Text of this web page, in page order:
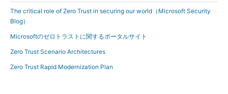
The critical role of Zero Trust in securing our world（Microsoft Security
Blog）
Microsoftのゼロトラストに関するポータルサイト
Zero Trust Scenario Architectures
Zero Trust Rapid Modernization Plan